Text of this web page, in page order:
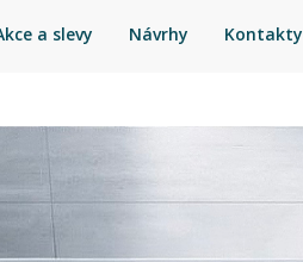
Akce a slevy Návrhy Kontakty